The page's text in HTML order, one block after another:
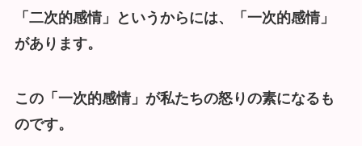
「二次的感情」というからには、「一次的感情」
があります。
この「一次的感情」が私たちの怒りの素になるも
のです。